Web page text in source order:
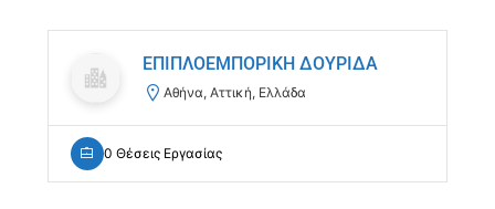
ΕΠΙΠΛΟΕΜΠΟΡΙΚΗ ΔΟΥΡΙΔΑ
Αθήνα, Αττική, Ελλάδα
0 Θέσεις Εργασίας